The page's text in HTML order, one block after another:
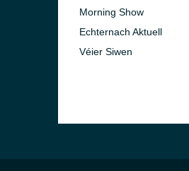
Morning Show
Echternach Aktuell
Véier Siwen